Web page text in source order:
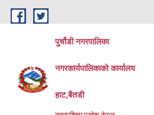
Skip to main content
पुर्चौडी नगरपालिका
नगरकार्यपालिकाकाे कार्यालय
हाट,बैतडी